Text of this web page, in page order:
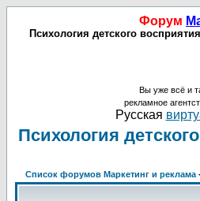
Форум
Психология детского
Вы уже всё и
рекламное
Русская
Психология
Список форумов Маркетинг и реклама